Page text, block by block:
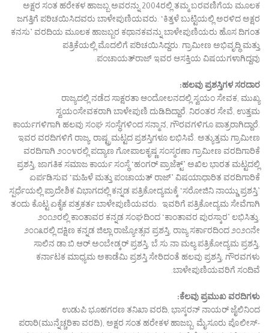
ಅಕ್ಷರ ಸಂತ ಹರೇಕಳ ಹಾಜಬ್ಬ ಅವರನ್ನು 2004ರಲ್ಲಿ ತಮ್ಮ ಬರವಣಿಗೆಯ ಮೂಲಕ
ಜಗತ್ತಿಗೆ ಪರಿಚಯಿಸಿದವರು ಬಾಳೇಪುಣಿಯವರು. ‘ಕಿತ್ತಳೆ ಬುಟ್ಟಿಯಲ್ಲಿ ಅರಳಿದ ಅಕ್ಷರ
ಕನಸು’ ವರದಿಯ ಮೂಲಕ ಹಾಜಬ್ಬರ ಕಥಾನಕವನ್ನು ಬಾಳೇಪುಣಿಯರು ಹೊಸ ದಿಗಂತ
ಪತ್ರಿಕೆಯಲ್ಲಿ ಮೊದಲಿಗೆ ಪರಿಚಯಿಸಿದ್ದರು. ಗ್ರಾಮೀಣ ಅಭಿವೃದ್ಧಿ ಮತ್ತು
ಪಂಚಾಯತ್‌ರಾಜ್ ಇವರ ಆಸಕ್ತಿಯ ವಿಷಯಗಳಾಗಿದ್ದವು.
ಹಲವು ಪ್ರಶಸ್ತಿಗಳ ಸರದಾರ:
ರಾಜ್ಯದಲ್ಲಿ ನಡೆದ ಸಾಕ್ಷರತಾ ಆಂದೋಲನದಲ್ಲಿ ಸ್ವಯಂ ಸೇವಕ, ಮುಖ್ಯ
ಸ್ವಯಂಸೇವಕರಾಗಿ ಬಾಳೇಪುಣಿ ದುಡಿದಿದ್ದಾರೆ. ನಿರಂತರ ಸೇವೆ, ಉತ್ತಮ
ಕಾರ್ಯಗಳಿಗಾಗಿ ಹಲವು ಸಂಘ ಸಂಸ್ಥೆಗಳಿಂದ ಸನ್ಮಾನ, ಗೌರವಗಳಿಗೂ ಪಾತ್ರರಾಗಿದ್ದಾರೆ.
ಇವರ ವರದಿಗಳಿಗೆ ರಾಜ್ಯ, ರಾಷ್ಟ್ರಮಟ್ಟದ ಪ್ರಶಸ್ತಿಗಳೂ ಲಭಿಸಿವೆ. ಅತ್ಯುತ್ತಮ ಗ್ರಾಮೀಣ
ವರದಿಗಾಗಿ ೨೦೦೪ರಲ್ಲಿ ಪದ್ಯಾಣ ಗೋಪಾಲಕೃಷ್ಣ ಸಂಸ್ಮರಣಾ ಗ್ರಾಮೀಣ ವರದಿಗಾರಿಕೆ
ಪ್ರಶಸ್ತಿ, ಜಾಗತಿಕ ಸಮಾಜ ಕಾರ್ಯ ಸಂಸ್ಥೆ ‘ಹಂಗರ್ ಪ್ರಾಜೆಕ್ಟ್’ ಅಖಿಲ ಭಾರತ ಮಟ್ಟದಲ್ಲಿ
ಏರ್ಪಡಿಸುವ ‘ಮಹಿಳೆ ಮತ್ತು ಪಂಚಾಯತ್ ರಾಜ್’ ವಿಷಯಾಧಾರಿತ ವರದಿಗಾರಿಕೆ
ಸ್ಪರ್ಧೆಯಲ್ಲಿ ಪ್ರಾದೇಶಿಕ ವಿಭಾಗದಲ್ಲಿ ಕನ್ನಡ ಪತ್ರಿಕೋದ್ಯಮಕ್ಕೆ ‘ಸರೋಜಿನಿ ನಾಯ್ಡು ಪ್ರಶಸ್ತಿ’
ತಂದು ಕೊಟ್ಟ ಏಕೈಕ ಪತ್ರಕರ್ತ ಬಾಳೇಪುಣಿಯವರು. ಇವರಿಗೆ ಪತ್ರಿಕೋದ್ಯಮ ಸೇವೆಗಾಗಿ
೨೦೧೨ರಲ್ಲಿ ಕಾಂತಾವರ ಕನ್ನಡ ಸಂಘದಿಂದ ‘ಕಾಂತಾವರ ಪುರಸ್ಕಾರ’ ಲಭಿಸಿತ್ತು.
೨೦೧೩ರಲ್ಲಿ ದಕ್ಷಿಣ ಕನ್ನಡ ಜಿಲ್ಲಾ ರಾಜ್ಯೋತ್ಸವ ಪ್ರಶಸ್ತಿ, ರಾಜ್ಯ ಸರ್ಕಾರದಿಂದ ೨೦೨೧ನೇ
ಸಾಲಿನ ಡಾ.ಬಿ.ಆರ್.ಅಂಬೇಡ್ಕರ್ ಪ್ರಶಸ್ತಿ, ಬೆ.ಸು.ನಾ ಮಲ್ಯ ಪತ್ರಿಕೋದ್ಯಮ ಪ್ರಶಸ್ತಿ,
ಕರ್ನಾಟಕ ಮಾಧ್ಯಮ ಅಕಾಡೆಮಿ ಪ್ರಶಸ್ತಿ ಸೇರಿದಂತೆ ಹಲವು ಪ್ರಶಸ್ತಿ, ಗೌರವಗಳು
ಬಾಳೇಪುಣಿಯವರಿಗೆ ಸಂದಿವೆ.
ಕೆಲವು ಪ್ರಮುಖ ವರದಿಗಳು:
ಉಡುಪಿ ಭೂಹಗರಣ ತನಿಖಾ ವರದಿ, ಭಾಸ್ಕರನ್ ನಾಯರ್ ಜೈಲಿನಿಂದ
ಪರಾರಿ(ಮುನ್ನೆಚ್ಚರಿಕಾ ವರದಿ), ಅಕ್ಷರ ಸಂತ ಹರೇಕಳ ಹಾಜಬ್ಬ, ಮೈಸೂರು ಪೊಲೀಸ್-